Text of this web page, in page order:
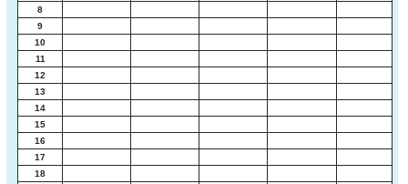
8
9
10
11
12
13
14
15
16
17
18